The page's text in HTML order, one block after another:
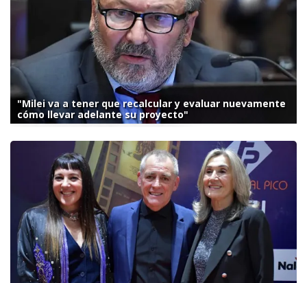
"Milei va a tener que recalcular y evaluar nuevamente
cómo llevar adelante su proyecto"